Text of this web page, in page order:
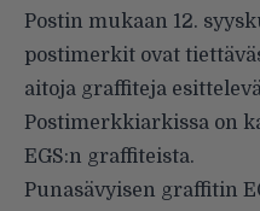
Postin mukaan 12.
postimerkit ovat
aitoja graffiteja
Postimerkkiarkissa on
EGS:n graffiteista.
Punasävyisen graffitin